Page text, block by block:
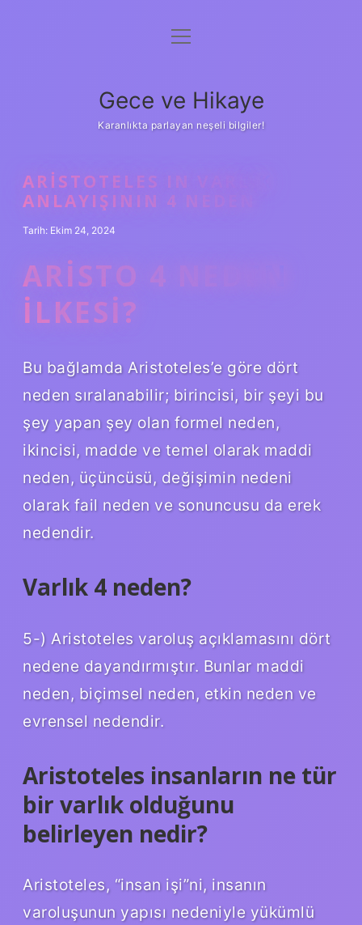
Anasayfa
Yasal Uyarı
menüyü
Gece ve Hikaye
Karanlıkta parlayan neşeli bilgiler!
ARISTOTELES IN VARLIK
ANLAYIŞININ 4 NEDEN
Tarih: Ekim 24, 2024
ARISTO 4 NEDEN
ILKESI?
Bu bağlamda Aristoteles’e göre dört
neden sıralanabilir; birincisi, bir şeyi bu
şey yapan şey olan formel neden,
ikincisi, madde ve temel olarak maddi
neden, üçüncüsü, değişimin nedeni
olarak fail neden ve sonuncusu da erek
nedendir.
Varlık 4 neden?
5-) Aristoteles varoluş açıklamasını dört
nedene dayandırmıştır. Bunlar maddi
neden, biçimsel neden, etkin neden ve
evrensel nedendir.
Aristoteles insanların ne tür
bir varlık olduğunu
belirleyen nedir?
Aristoteles, “insan işi”ni, insanın
varoluşunun yapısı nedeniyle yükümlü